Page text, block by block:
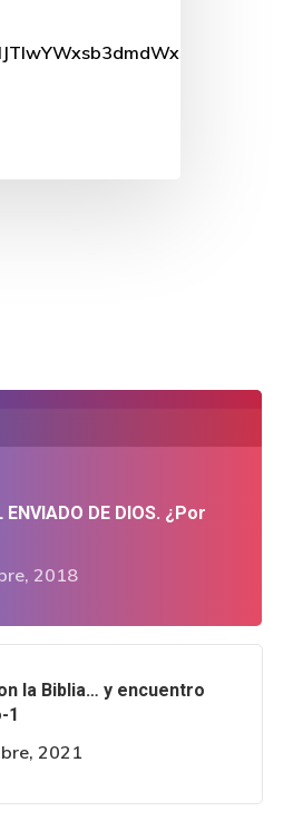
ENVIADO DE DIOS. ¿Por
2018
la Biblia… y encuentro
1
2021